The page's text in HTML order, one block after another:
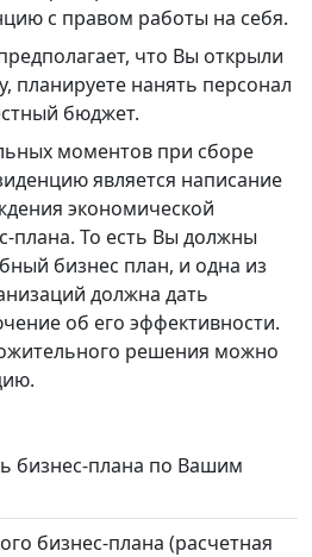
с правом работы на себя.
что Вы открыли
планируете нанять персонал
бюджет.
моментов при сборе
является написание
экономической
плана. То есть Вы должны
бизнес план, и одна из
должна дать
об его эффективности.
решения можно
бизнес-плана по Вашим
бизнес-плана (расчетная